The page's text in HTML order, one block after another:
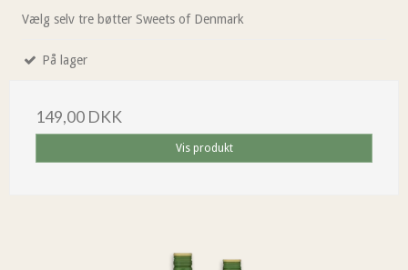
Vælg selv tre bøtter Sweets of Denmark
På lager
149,00 DKK
Vis produkt